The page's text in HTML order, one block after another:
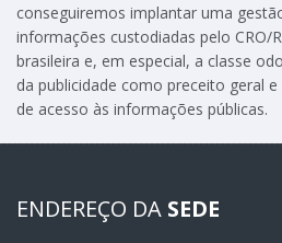
conseguiremos implantar uma
informações custodiadas pelo CRO/
brasileira e, em especial, a classe
da publicidade como preceito geral
de acesso às informações públicas.
ENDEREÇO DA SEDE